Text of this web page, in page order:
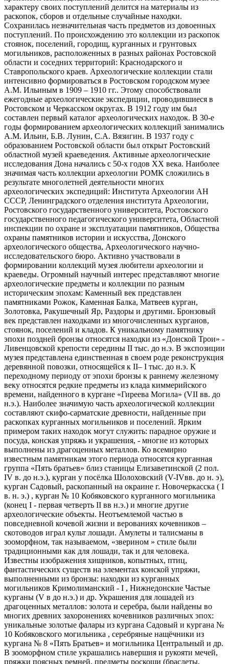
характеру своих поступлений делится на материалы из
раскопок, сборов и отдельные случайные находки.
Сохранилась незначительная часть предметов из довоенных
поступлений. По происхождению это коллекции из раскопок
стоянок, поселений, городищ, курганных и грунтовых
могильников, расположенных в разных районах Ростовской
области и соседних территорий: Краснодарского и
Ставропольского краев. Археологические коллекции стали
интенсивно формироваться в Ростовском городском музее
А.М. Ильиным в 1909 – 1910 гг.. Этому способствовали
ежегодные археологические экспедиции, проводившиеся в
Ростовском и Черкасском округах. В 1912 году им был
составлен первый каталог археологических находок. В 30-е
годы формированием археологических коллекций занимались
А.М. Ильин, Б.В. Лунин, С.А. Вязигин. В 1937 году с
образованием Ростовской области был открыт Ростовский
областной музей краеведения. Активные археологические
исследования Дона начались с 50-х годов XX века. Наиболее
значимая часть коллекции археологии РОМК сложились в
результате многолетней деятельности многих
археологических экспедиций: Института Археологии АН
СССР, Ленинградского отделения института Археологии,
Ростовского государственного университета, Ростовского
государственного педагогического университета, Областной
инспекции по охране и эксплуатации памятников, Общества
охраны памятников истории и искусства, Донского
археологического общества, Археологического научно-
исследовательского бюро. Активно участвовали в
формировании коллекций музея любители археологии и
краеведы. Огромный научный интерес представляют многие
археологические предметы и коллекции по разным
историческим эпохам: Каменный век представлен
памятниками Рожок, Каменная Балка, Матвеев курган,
Золотовка, Ракушечный Яр, Раздоры и другими. Бронзовый
век представлен находками из многочисленных курганов,
стоянок, поселений и кладов. К уникальному памятнику
эпохи поздней бронзы относятся находки из «Донской Трои» -
Ливенцовской крепости cередины II тыс. до н.э. В экспозиции
музея представлена единственная в своем роде реконструкция
деревянной повозки, относящейся к II– I тыс. до н.э. К
переходному периоду от эпохи бронзы к раннему железному
веку относятся редкие предметы из клада киммерийского
времени, найденного в кургане «Гиреева Могила» (VII вв. до
н.э.). Наиболее значимую часть археологической коллекции
составляют скифо-сарматские древности, найденные при
раскопках курганных могильников и поселений. Ярким
примером таких находок могут служить: парадное оружие и
посуда, конская упряжь и украшения, - многие из которых
выполнены из драгоценных металлов. Ко всемирно
известным памятникам этого периода относятся курганная
группа «Пять братьев» близ станицы Елизаветинской (2 пол.
IV в. до н.э.), курган у посёлка Шолоховский (V-IVвв. до н. э),
курган Садовый, раскопанный на окраине г. Новочеркасска ( I
в. н. э.) , курган № 10 Кобяковского курганного могильника
(конец I - первая четверть II вв н.э.) и многие другие
археологические объекты. Неотъемлемой частью в
повседневной кочевой жизни и верованиях кочевников –
скотоводов играл культ лошади. Амулеты и талисманы в
зооморфном, так называемом, «зверином » стиле были
традиционными как для лошади, так и для человека.
Известны изображения хищников, копытных, птиц,
фантастических существ на элементах конской упряжи,
выполненными из бронзы: находки из курганных
могильников Кримолиманский - I , Нижнедонские Частые
курганы (V в до н.э.) и др. Украшения для лошадей из
драгоценных металлов: золота и серебра, были найдены во
многих древних захоронениях кочевников различных эпох:
уникальные золотые фалары из кургана Садовый и кургана №
10 Кобяковского могильника , серебряные нащёчники из
кургана № 8 «Пять Братьев» и могильника Центральный и др.
В зооморфном стиле украшались навершия и рукояти мечей,
пряжки поясных ремней, предметы роскоши (браслеты,